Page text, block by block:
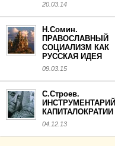
20.03.14
Н.Сомин.
ПРАВОСЛАВНЫЙ
СОЦИАЛИЗМ КАК
РУССКАЯ ИДЕЯ
09.03.15
С.Строев.
ИНСТРУМЕНТАРИЙ
КАПИТАЛОКРАТИИ
04.12.13